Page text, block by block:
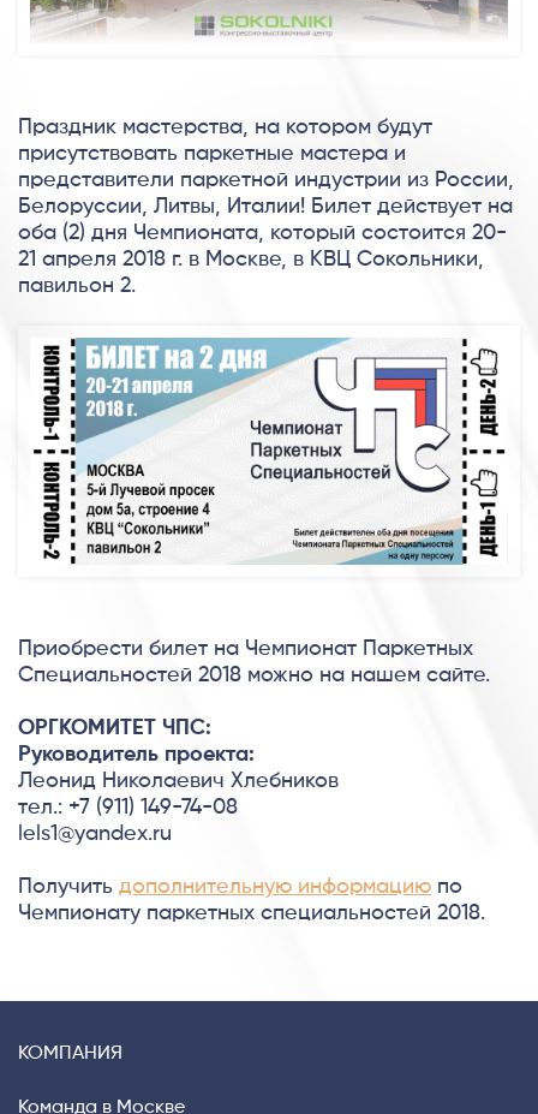
Праздник мастерства, на котором будут
присутствовать паркетные мастера и
представители паркетной индустрии из России,
Белоруссии, Литвы, Италии! Билет действует на
оба (2) дня Чемпионата, который состоится 20-
21 апреля 2018 г. в Москве, в КВЦ Сокольники,
павильон 2.
Приобрести билет на Чемпионат Паркетных
Специальностей 2018 можно на нашем сайте.
ОРГКОМИТЕТ ЧПС:
Руководитель проекта:
Леонид Николаевич Хлебников
тел.: +7 (911) 149-74-08
lels1@yandex.ru
Получить дополнительную информацию по
Чемпионату паркетных специальностей 2018.
КОМПАНИЯ
Команда в Москве